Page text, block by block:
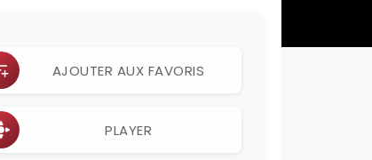
AJOUTER AUX FAVORIS
PLAYER